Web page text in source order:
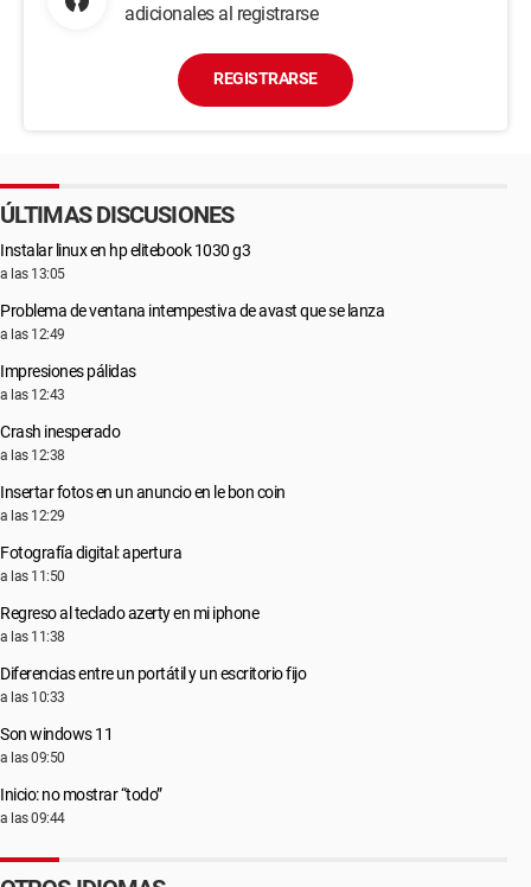
adicionales al registrarse
REGISTRARSE
ÚLTIMAS DISCUSIONES
Instalar linux en hp elitebook 1030 g3
a las 13:05
Problema de ventana intempestiva de avast que se lanza
a las 12:49
Impresiones pálidas
a las 12:43
Crash inesperado
a las 12:38
Insertar fotos en un anuncio en le bon coin
a las 12:29
Fotografía digital: apertura
a las 11:50
Regreso al teclado azerty en mi iphone
a las 11:38
Diferencias entre un portátil y un escritorio fijo
a las 10:33
Son windows 11
a las 09:50
Inicio: no mostrar “todo”
a las 09:44